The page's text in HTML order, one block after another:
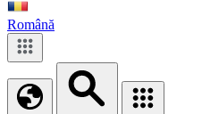
Română